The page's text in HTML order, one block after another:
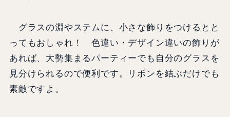
グラスの淵やステムに、小さな飾りをつけるとと
ってもおしゃれ！ 色違い・デザイン違いの飾りが
あれば、大勢集まるパーティーでも自分のグラスを
見分けられるので便利です。リボンを結ぶだけでも
素敵ですよ。